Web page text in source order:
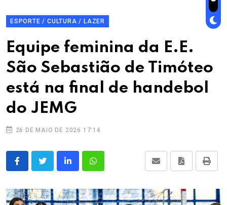
ESPORTE / CULTURA / LAZER
Equipe feminina da E.E.
São Sebastião de Timóteo
está na final de handebol
do JEMG
26 DE MAIO DE 2026 17:14